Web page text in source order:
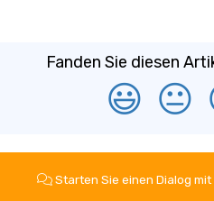
Fanden Sie diesen
😃 😐
Starten Sie einen Dialog